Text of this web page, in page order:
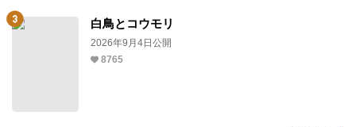
白鳥とコウモリ
2026年9月4日公開
8765